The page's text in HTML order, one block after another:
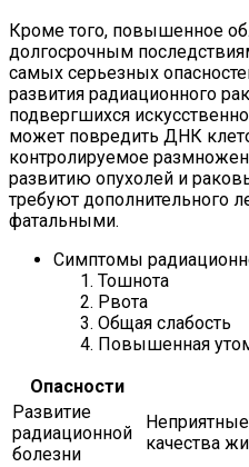
Кроме того, повышенное
долгосрочным
самых серьезных
развития радиационного
подвергшихся
может повредить ДНК
контролируемое
развитию опухолей и
требуют дополнительного
фатальными.
Симптомы
Тошнота
Рвота
Общая слабость
Повышенная
Опасности
Развитие
радиационной
болезни
качества